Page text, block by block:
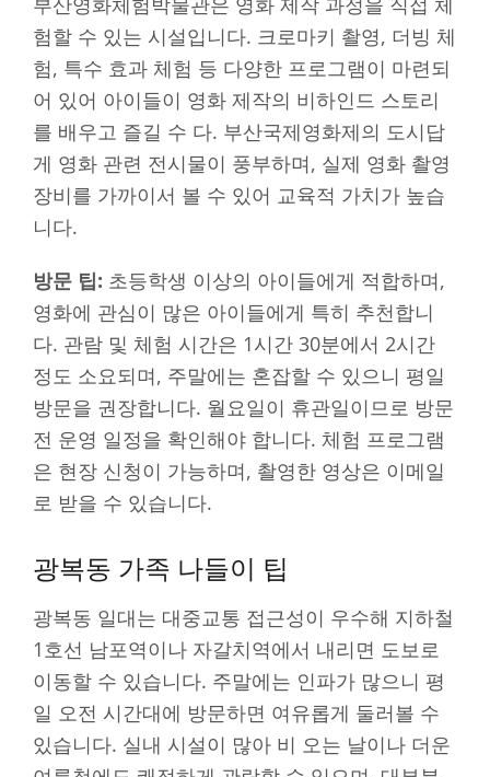
험할 수 있는 시설입니다. 크로마키 촬영, 더빙 체
험, 특수 효과 체험 등 다양한 프로그램이 마련되
어 있어 아이들이 영화 제작의 비하인드 스토리
를 배우고 즐길 수 다. 부산국제영화제의 도시답
게 영화 관련 전시물이 풍부하며, 실제 영화 촬영
장비를 가까이서 볼 수 있어 교육적 가치가 높습
니다.
방문 팁: 초등학생 이상의 아이들에게 적합하며,
영화에 관심이 많은 아이들에게 특히 추천합니
다. 관람 및 체험 시간은 1시간 30분에서 2시간
정도 소요되며, 주말에는 혼잡할 수 있으니 평일
방문을 권장합니다. 월요일이 휴관일이므로 방문
전 운영 일정을 확인해야 합니다. 체험 프로그램
은 현장 신청이 가능하며, 촬영한 영상은 이메일
로 받을 수 있습니다.
광복동 가족 나들이 팁
광복동 일대는 대중교통 접근성이 우수해 지하철
1호선 남포역이나 자갈치역에서 내리면 도보로
이동할 수 있습니다. 주말에는 인파가 많으니 평
일 오전 시간대에 방문하면 여유롭게 둘러볼 수
있습니다. 실내 시설이 많아 비 오는 날이나 더운